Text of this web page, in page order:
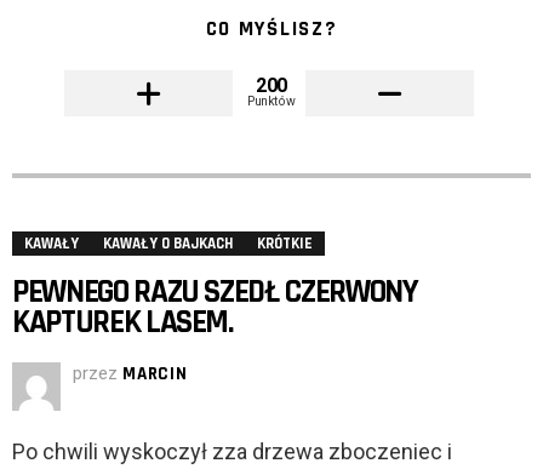
CO MYŚLISZ?
200
Punktów
KAWAŁY KAWAŁY O BAJKACH KRÓTKIE
PEWNEGO RAZU SZEDŁ CZERWONY
KAPTUREK LASEM.
przez MARCIN
Po chwili wyskoczył zza drzewa zboczeniec i